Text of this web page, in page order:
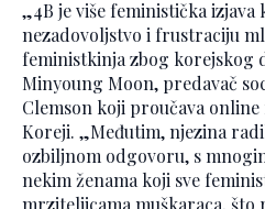
„4B je više feministička izjava
nezadovoljstvo i frustraciju
feministkinja zbog korejskog
Minyoung Moon, predavač
Clemson koji proučava online
Koreji. „Međutim, njezina
ozbiljnom odgovoru, s
nekim ženama koji sve